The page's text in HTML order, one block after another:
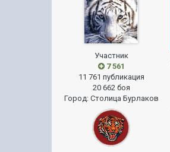
Участник
7 561
11 761 публикация
20 662 боя
Город: Столица Бурлаков